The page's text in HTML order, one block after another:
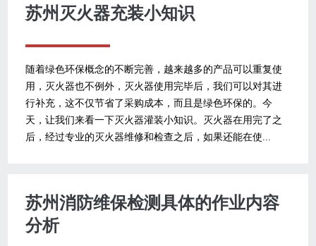
苏州灭火器充装小知识
随着绿色环保概念的不断完善，越来越多的产品可以重复使
用，灭火器也不例外，灭火器使用完毕后，我们可以对其进
行补充，这不仅节省了采购成本，而且是绿色环保的。今
天，让我们来看一下灭火器灌装小知识。灭火器在用完了之
后，经过专业的灭火器维修和检查之后，如果还能在使...
苏州消防维保检测具体的作业内容
分析